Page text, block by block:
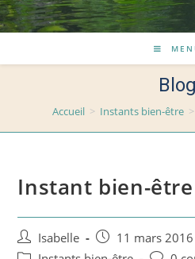
Blog
Accueil > Instants bien-être >
Instant bien-être
Auteur/autrice
de
Isabelle
Post
published:
11 mars 2016